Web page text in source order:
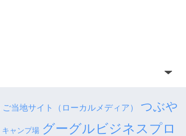
ご当地サイト（ローカルメディア）
つぶや
キャンプ場 グーグルビジネスプロ